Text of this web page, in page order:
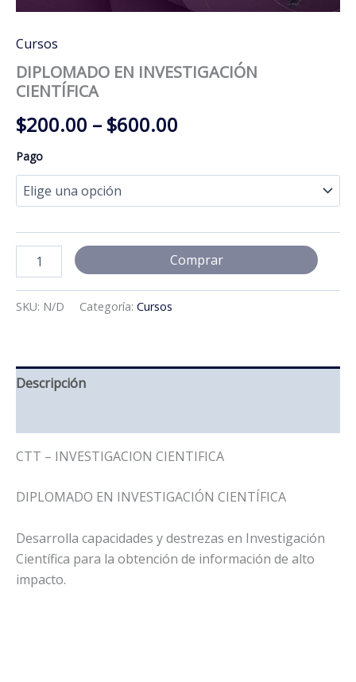
Cursos
DIPLOMADO EN INVESTIGACIÓN
CIENTÍFICA
$200.00 – $600.00
$600.00
Pago
DIPLOMADO
CIENTÍFICA
Comprar
SKU: N/D Categoría: Cursos
Descripción
CTT – INVESTIGACION CIENTIFICA
DIPLOMADO EN INVESTIGACIÓN CIENTÍFICA
Desarrolla capacidades y destrezas en Investigación
Científica para la obtención de información de alto
impacto.